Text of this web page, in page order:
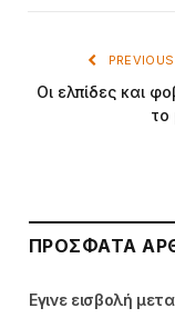
Oι ελπίδες και
το
ΠΡΌΣΦΑΤΑ
Εγινε εισβολή